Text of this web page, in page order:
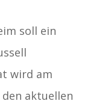
soll ein
wird am
aktuellen